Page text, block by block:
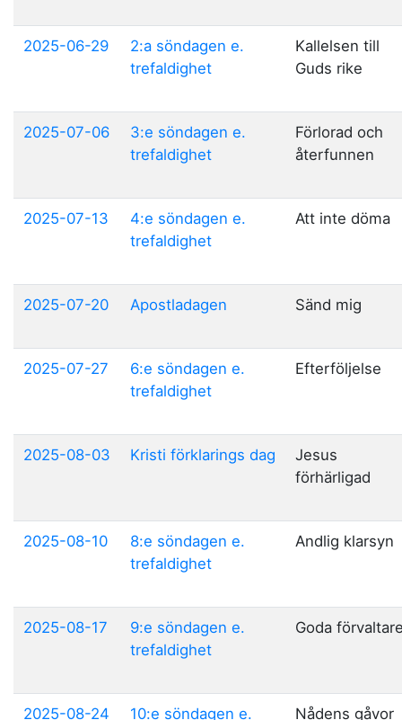
2025-06-29
2:a söndagen e.
trefaldighet
Kallelsen till
Guds rike
2025-07-06
3:e söndagen e.
trefaldighet
Förlorad och
återfunnen
2025-07-13
4:e söndagen e.
trefaldighet
Att inte döma
2025-07-20 Apostladagen Sänd mig
2025-07-27
6:e söndagen e.
trefaldighet
Efterföljelse
2025-08-03 Kristi förklarings dag
Jesus
förhärligad
2025-08-10
8:e söndagen e.
trefaldighet
Andlig klarsyn
2025-08-17
9:e söndagen e.
trefaldighet
Goda
2025-08-24 10:e söndagen e. Nådens gåvor